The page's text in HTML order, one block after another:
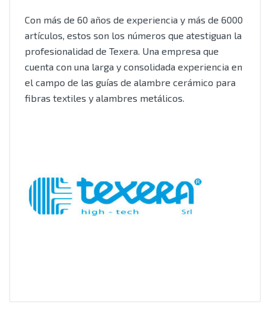
Con más de 60 años de experiencia y más de 6000
artículos, estos son los números que atestiguan la
profesionalidad de Texera. Una empresa que
cuenta con una larga y consolidada experiencia en
el campo de las guías de alambre cerámico para
fibras textiles y alambres metálicos.